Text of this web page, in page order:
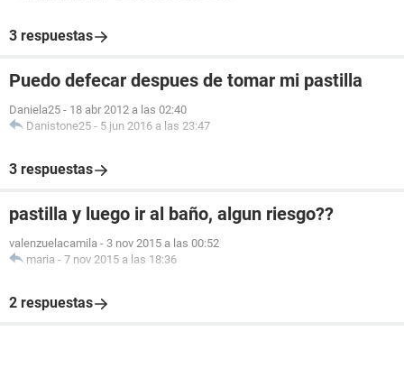
3 respuestas
Puedo defecar despues de tomar mi pastilla
Daniela25 - 18 abr 2012 a las 02:40
Danistone25 - 5 jun 2016 a las 23:47
3 respuestas
pastilla y luego ir al baño, algun riesgo??
valenzuelacamila - 3 nov 2015 a las 00:52
maria - 7 nov 2015 a las 18:36
2 respuestas